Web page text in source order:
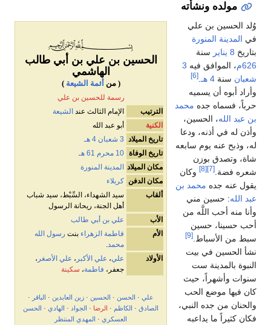
مولده ونشأته
الحسين بن علي بن أبي طالب
الهاشمي
( منأئمة الشيعة )
رسمة للحسين بن علي
الترتيب
الإمام الثالث عند الشيعة
الكنية
أبو عبد الله
تاريخ الميلاد 3 شعبان
4 هـ
تاريخ الوفاة 10 محرم
61 هـ
مكان الميلاد المدينة المنورة
مكان الدفن كربلاء
ألقاب
سيد الشهداء، السِّبْط، سيد شباب
أهل الجنة، ريحانة الرسول
الأب
علي بن أبي طالب
الأم
فاطمة الزهراء بنت رسول الله
محمد
الأولاد
علي، علي الأكبر ، علي الأصغر ،
جعفر، فاطمة، سكينة
علي · الحسن · الحسين · زين العابدين · الباقر ·
الصادق · الكاظم · الرضا · الجواد · الهادي ·
الحسن
العسكري · المهدي المنتظر
وُلد الحسين بن علي
في المدينة المنورة
بتاريخ 8 يناير
سنة
626م
، الموافق فيه 3
شعبان سنة 4 هـ .
[6]
وأراد أبوه أن يسميه
حرباً، فسماه جده محمد
بن عبد الله، الحسين،
وأذن له في أذنه، ودعا
له، وذبح عنه يوم سابعه
شاة، وتصدق بوزن
شعره فضة.[7]
[8]
وكان
يقول عنه جده محمد بن
عبد الله: حسين مني
وأنا منه أحب اللَّه من
أحب حسينا، حسين
سبط من الأسباط.[9]
نشأ الحسين في بيت
النبوة بالمدينة ست
سنوات وأشهراً، حيث
كان فيها موضع الحب
والحنان من جده النبي،
فكان كثيراً ما يداعبه